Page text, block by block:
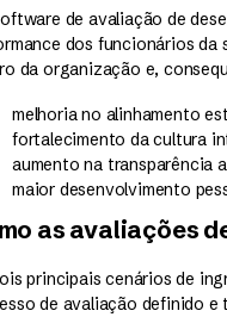
de avaliação de
dos funcionários da
da organização e,
melhoria no alinhamento
fortalecimento da cultura
aumento na transparência
maior desenvolvimento
as avaliações
principais cenários de
de avaliação definido e